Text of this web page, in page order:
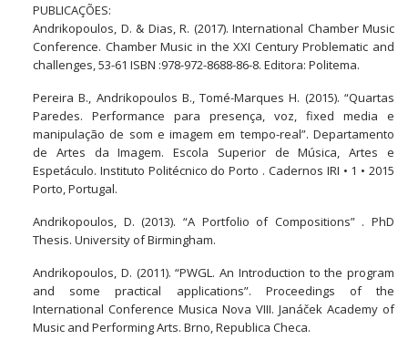
PUBLICAÇÕES:
Andrikopoulos, D. & Dias, R. (2017). International Chamber Music
Conference. Chamber Music in the XXI Century Problematic and
challenges, 53-61 ISBN :978-972-8688-86-8. Editora: Politema.
Pereira B., Andrikopoulos B., Tomé-Marques H. (2015). “Quartas
Paredes. Performance para presença, voz, fixed media e
manipulação de som e imagem em tempo-real”. Departamento
de Artes da Imagem. Escola Superior de Música, Artes e
Espetáculo. Instituto Politécnico do Porto . Cadernos IRI • 1 • 2015
Porto, Portugal.
Andrikopoulos, D. (2013). “A Portfolio of Compositions” . PhD
Thesis. University of Birmingham.
Andrikopoulos, D. (2011). “PWGL. An Introduction to the program
and some practical applications”. Proceedings of the
International Conference Musica Nova VIII. Janáček Academy of
Music and Performing Arts. Brno, Republica Checa.